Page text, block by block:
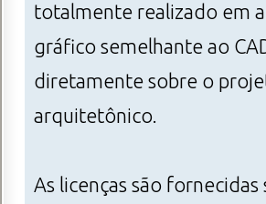
totalmente realizado em
gráfico semelhante ao
diretamente sobre o
arquitetônico.
As licenças são fornecidas